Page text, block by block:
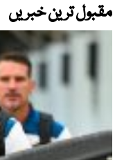
مقبول ترین خبریں